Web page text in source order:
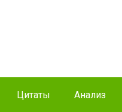
Цитаты Анализ